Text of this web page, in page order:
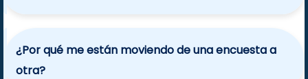
¿Por qué me están moviendo de una encuesta a
otra?